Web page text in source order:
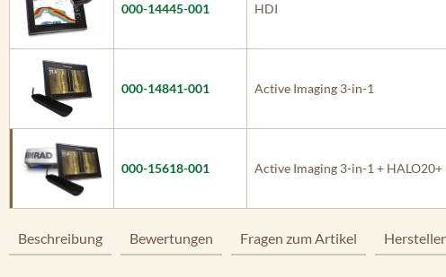
000-14445-001 HDI
000-14841-001 Active Imaging 3-in-1
000-15618-001 Active Imaging 3-in-1 + HALO20+
Beschreibung Bewertungen Fragen zum Artikel